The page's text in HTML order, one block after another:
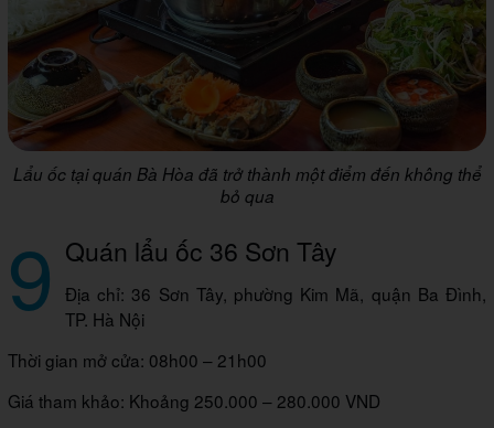
Lẩu ốc tại quán Bà Hòa đã trở thành một điểm đến không thể
bỏ qua
9 Quán lẩu ốc 36 Sơn Tây
Địa chỉ: 36 Sơn Tây, phường Kim Mã, quận Ba Đình,
TP. Hà Nội
Thời gian mở cửa: 08h00 – 21h00
Giá tham khảo: Khoảng 250.000 – 280.000 VND